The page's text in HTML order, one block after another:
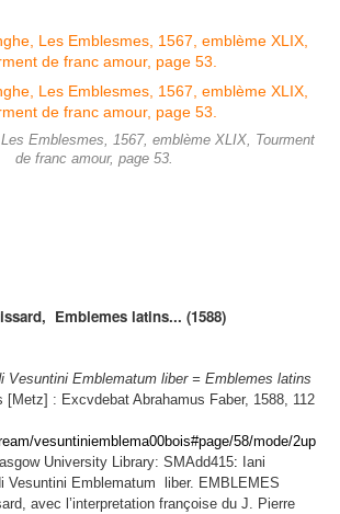
Emblesmes, 1567, emblème XLIX, Tourment
de franc amour, page 53.
Emblemes latins... (1588)
Vesuntini Emblematum liber = Emblemes latins
: Excvdebat Abrahamus Faber, 1588, 112
vesuntiniemblema00bois#page/58/mode/2up
University Library: SMAdd415: Iani
Vesuntini Emblematum liber. EMBLEMES
avec l’interpretation françoise du J. Pierre